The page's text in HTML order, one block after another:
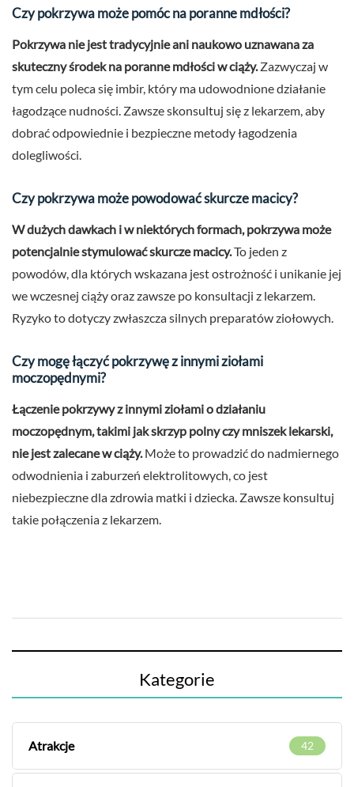
Czy pokrzywa może pomóc na poranne mdłości?
Pokrzywa nie jest tradycyjnie ani naukowo uznawana za
skuteczny środek na poranne mdłości w ciąży. Zazwyczaj w
tym celu poleca się imbir, który ma udowodnione działanie
łagodzące nudności. Zawsze skonsultuj się z lekarzem, aby
dobrać odpowiednie i bezpieczne metody łagodzenia
dolegliwości.
Czy pokrzywa może powodować skurcze macicy?
W dużych dawkach i w niektórych formach, pokrzywa może
potencjalnie stymulować skurcze macicy.To jeden z
powodów, dla których wskazana jest ostrożność i unikanie jej
we wczesnej ciąży oraz zawsze po konsultacji z lekarzem.
Ryzyko to dotyczy zwłaszcza silnych preparatów ziołowych.
Czy mogę łączyć pokrzywę z innymi ziołami
moczopędnymi?
Łączenie pokrzywy z innymi ziołami o działaniu
moczopędnym, takimi jak skrzyp polny czy mniszek lekarski,
nie jest zalecane w ciąży. Może to prowadzić do nadmiernego
odwodnienia i zaburzeń elektrolitowych, co jest
niebezpieczne dla zdrowia matki i dziecka. Zawsze konsultuj
takie połączenia z lekarzem.
Kategorie
Atrakcje 42